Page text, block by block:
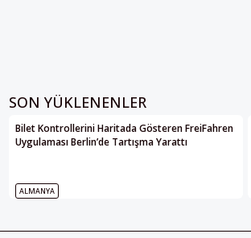
SON YÜKLENENLER
Bilet Kontrollerini Haritada Gösteren FreiFahren
Uygulaması Berlin’de Tartışma Yarattı
ALMANYA